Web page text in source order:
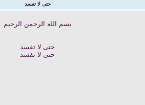
حتى لا تفسد
بسم الله الرحمن الرحيم
حتى لا تفسد
حتى لا تفسد